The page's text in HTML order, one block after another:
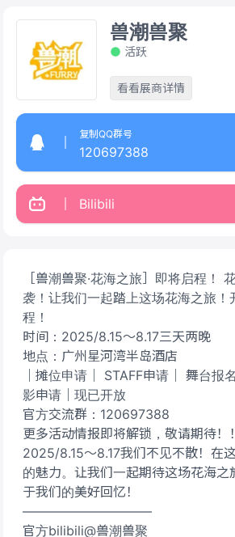
［兽潮兽聚·花海之旅］即将启程！
袭！让我们一起踏上这场花海之旅！
程！
时间：2025/8.15～8.17三天两晚
地点：广州星河湾半岛酒店
｜摊位申请｜ STAFF申请｜ 舞台报
影申请｜现已开放
官方交流群：120697388
更多活动情报即将解锁，敬请期待！
2025/8.15～8.17我们不见不散！在
的魅力。让我们一起期待这场花海之
于我们的美好回忆！
——————————
官方bilibili@兽潮兽聚
兽潮兽聚
活跃
看看展商详情
复制QQ群号
120697388
Bilibili